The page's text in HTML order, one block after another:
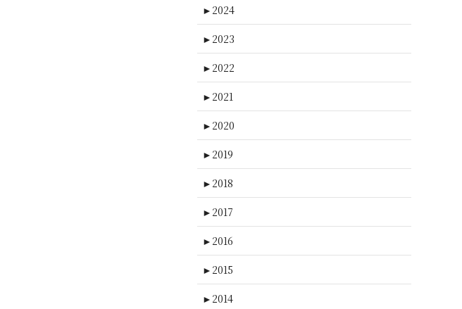
► 2024
► 2023
► 2022
► 2021
► 2020
► 2019
► 2018
► 2017
► 2016
► 2015
► 2014